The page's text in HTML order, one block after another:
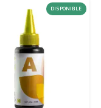
DISPONIBLE